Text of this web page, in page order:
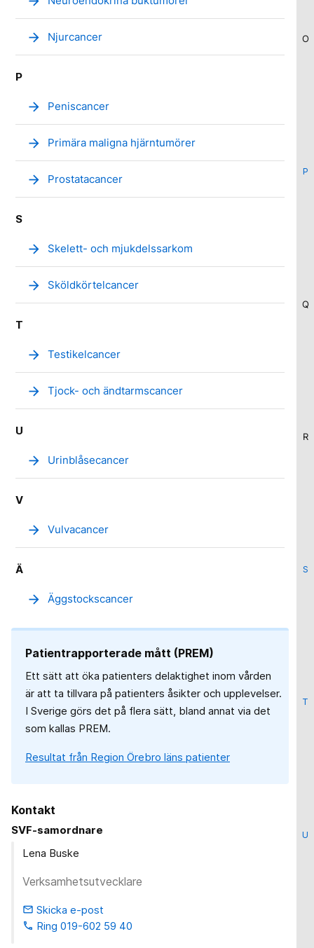
O
P
Q
R
S
T
U
arrow_forward Njurcancer
P
arrow_forward Peniscancer
arrow_forward Primära maligna hjärntumörer
arrow_forward Prostatacancer
S
arrow_forward Skelett- och mjukdelssarkom
arrow_forward Sköldkörtelcancer
T
arrow_forward Testikelcancer
arrow_forward Tjock- och ändtarmscancer
U
arrow_forward Urinblåsecancer
V
arrow_forward Vulvacancer
Ä
arrow_forward Äggstockscancer
Patientrapporterade mått (PREM)
Ett sätt att öka patienters delaktighet inom vården
är att ta tillvara på patienters åsikter och upplevelser.
I Sverige görs det på flera sätt, bland annat via det
som kallas PREM.
Resultat från Region Örebro läns patienter
Kontakt
SVF-samordnare
Lena Buske
Verksamhetsutvecklare
email Skicka e-post
phone Ring 019-602 59 40